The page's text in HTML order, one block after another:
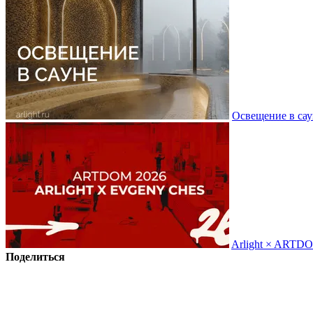
Освещение в
Arlight ×
Поделиться